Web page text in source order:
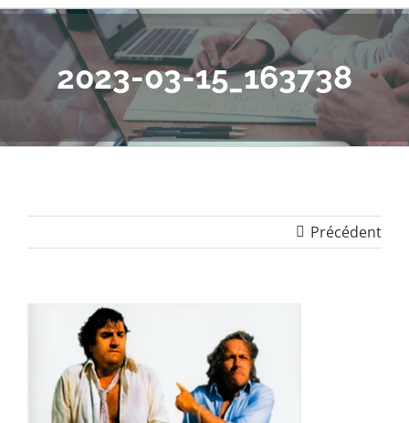
2023-03-15_163738
Précédent